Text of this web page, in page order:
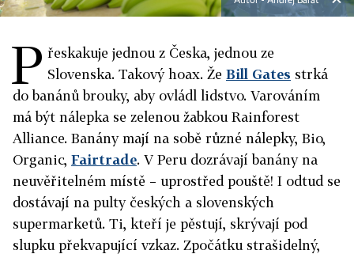
P řeskakuje jednou z Česka, jednou ze
Slovenska. Takový hoax. Že Bill Gates strká
do banánů brouky, aby ovládl lidstvo. Varováním
má být nálepka se zelenou žabkou Rainforest
Alliance. Banány mají na sobě různé nálepky, Bio,
Organic, Fairtrade. V Peru dozrávají banány na
neuvěřitelném místě – uprostřed pouště! I odtud se
dostávají na pulty českých a slovenských
supermarketů. Ti, kteří je pěstují, skrývají pod
slupku překvapující vzkaz. Zpočátku strašidelný,